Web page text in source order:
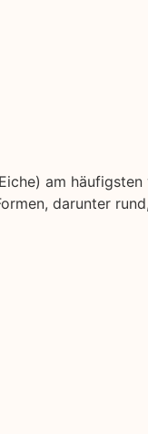
am
darunter